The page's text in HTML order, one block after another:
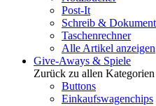
Post-It
Schreib &
Taschenrechner
Alle Artikel anzeigen
Give-Aways & Spiele
Zurück zu allen Kategorien
Buttons
Einkaufswagenchips